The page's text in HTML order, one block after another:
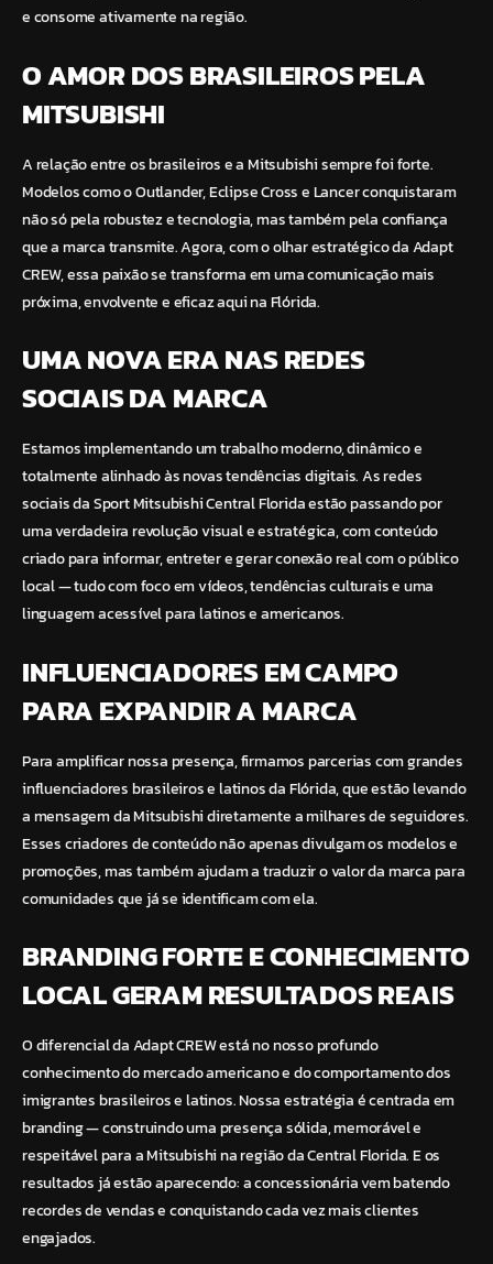
e consome ativamente na região.
O AMOR DOS BRASILEIROS PELA
MITSUBISHI
A relação entre os brasileiros e a Mitsubishi sempre foi forte.
Modelos como o Outlander, Eclipse Cross e Lancer conquistaram
não só pela robustez e tecnologia, mas também pela confiança
que a marca transmite. Agora, com o olhar estratégico da Adapt
CREW, essa paixão se transforma em uma comunicação mais
próxima, envolvente e eficaz aqui na Flórida.
UMA NOVA ERA NAS REDES
SOCIAIS DA MARCA
Estamos implementando um trabalho moderno, dinâmico e
totalmente alinhado às novas tendências digitais. As redes
sociais da Sport Mitsubishi Central Florida estão passando por
uma verdadeira revolução visual e estratégica, com conteúdo
criado para informar, entreter e gerar conexão real com o público
local — tudo com foco em vídeos, tendências culturais e uma
linguagem acessível para latinos e americanos.
INFLUENCIADORES EM CAMPO
PARA EXPANDIR A MARCA
Para amplificar nossa presença, firmamos parcerias com grandes
influenciadores brasileiros e latinos da Flórida, que estão levando
a mensagem da Mitsubishi diretamente a milhares de seguidores.
Esses criadores de conteúdo não apenas divulgam os modelos e
promoções, mas também ajudam a traduzir o valor da marca para
comunidades que já se identificam com ela.
BRANDING FORTE E CONHECIMENTO
LOCAL GERAM RESULTADOS REAIS
O diferencial da Adapt CREW está no nosso profundo
conhecimento do mercado americano e do comportamento dos
imigrantes brasileiros e latinos. Nossa estratégia é centrada em
branding — construindo uma presença sólida, memorável e
respeitável para a Mitsubishi na região da Central Florida. E os
resultados já estão aparecendo: a concessionária vem batendo
recordes de vendas e conquistando cada vez mais clientes
engajados.